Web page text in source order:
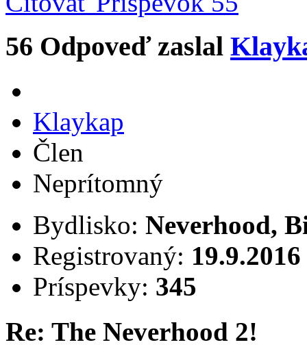
56 Odpoveď zaslal
Klaykap
Člen
Neprítomný
Bydlisko: Neverhood,
Registrovaný: 19.9.2016
Príspevky: 345
Re: The Neverhood 2!